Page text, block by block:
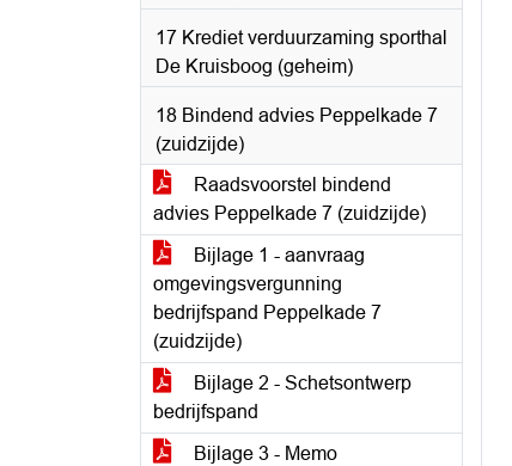
17 Krediet verduurzaming sporthal
De Kruisboog (geheim)
18 Bindend advies Peppelkade 7
(zuidzijde)
Raadsvoorstel bindend
advies Peppelkade 7 (zuidzijde)
Bijlage 1 - aanvraag
omgevingsvergunning
bedrijfspand Peppelkade 7
(zuidzijde)
Bijlage 2 - Schetsontwerp
bedrijfspand
Bijlage 3 - Memo